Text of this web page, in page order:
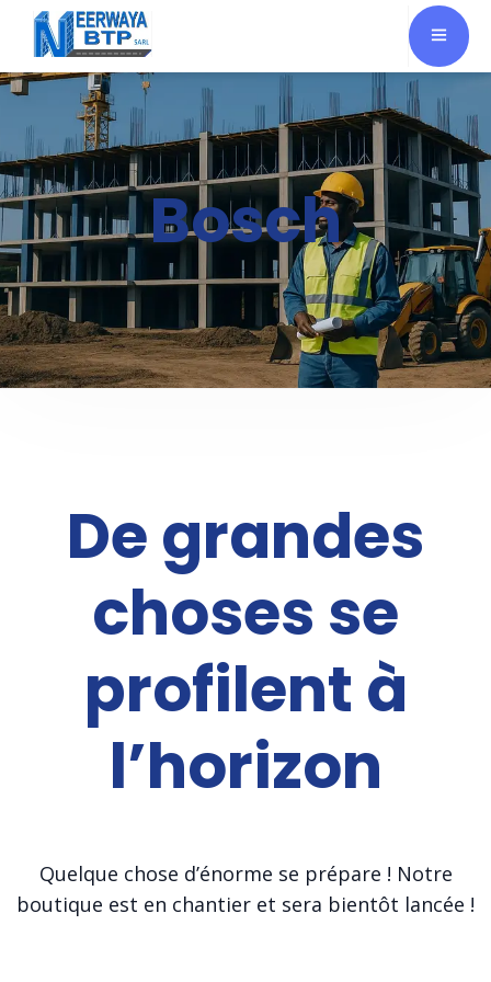
Bosch
De grandes
choses se
profilent à
l’horizon
Quelque chose d’énorme se prépare ! Notre
boutique est en chantier et sera bientôt lancée !